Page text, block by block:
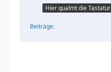
Hier qualmt die Tastatur
Beiträge